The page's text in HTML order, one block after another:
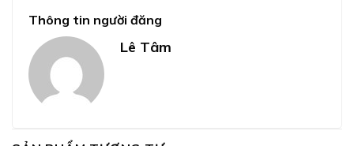
Thông tin người đăng
Lê Tâm